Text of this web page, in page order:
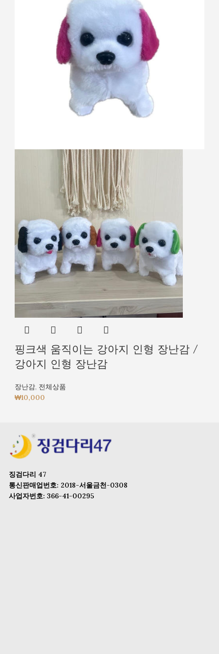
핑크색 움직이는 강아지 인형 장난감 /
강아지 인형 장난감
장난감, 전체상품
₩10,000
징검다리 47
통신판매업번호: 2018-서울금천-0308
사업자번호: 366-41-00295